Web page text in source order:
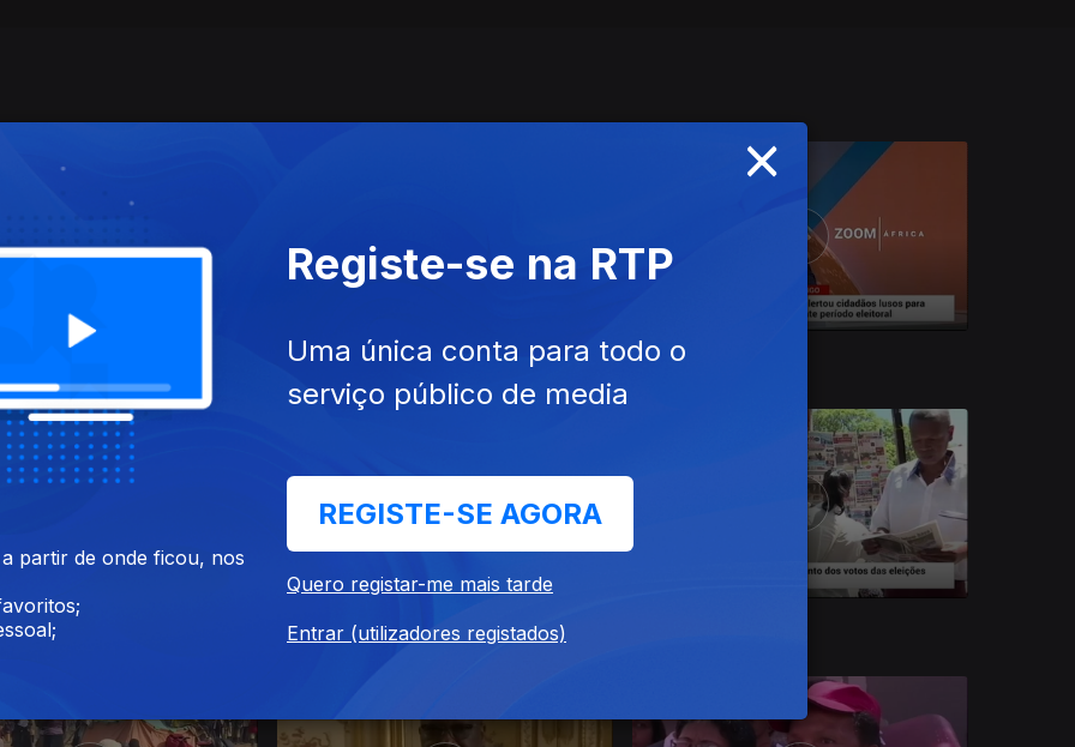
28 dez. 2018 27 dez. 2018
24 dez. 2018
×
partir de onde ficou, nos
Registe-se na RTP
Uma única conta para todo o
serviço público de media
REGISTE-SE AGORA
Quero registar-me mais tarde
Entrar (utilizadores registados)